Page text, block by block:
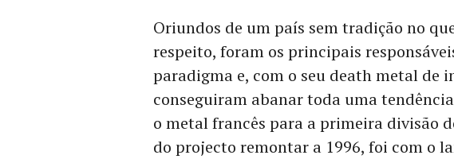
Oriundos de um país sem tradição no
respeito, foram os principais
paradigma e, com o seu death metal de
conseguiram abanar toda uma
o metal francês para a primeira divisão
do projecto remontar a 1996, foi com o